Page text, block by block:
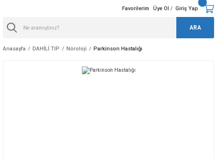
ARA
Favorilerim Üye Ol / Giriş Yap
Anasayfa DAHİLİ TIP Nöroloji Parkinson Hastalığı